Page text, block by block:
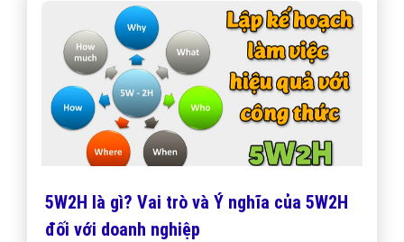
5W2H là gì? Vai trò và Ý nghĩa của 5W2H
đối với doanh nghiệp